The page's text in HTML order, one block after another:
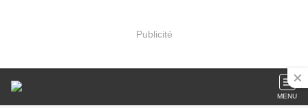
Publicité
MENU